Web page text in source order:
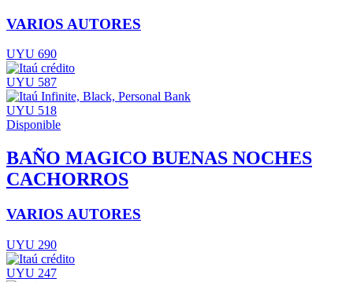
VARIOS AUTORES
UYU 690
UYU 587
UYU 518
Disponible
BAÑO MAGICO BUENAS NOCHES
CACHORROS
VARIOS AUTORES
UYU 290
UYU 247